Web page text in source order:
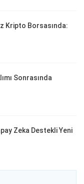
Kripto Borsasında:
Sonrasında
Zeka Destekli Yeni